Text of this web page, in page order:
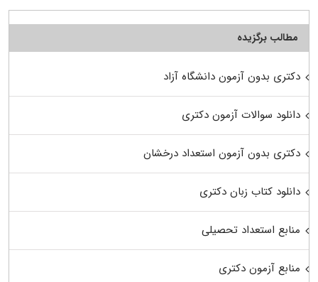
مطالب برگزیده
دکتری بدون آزمون دانشگاه آزاد
دانلود سوالات آزمون دکتری
دکتری بدون آزمون استعداد درخشان
دانلود کتاب زبان دکتری
منابع استعداد تحصیلی
منابع آزمون دکتری